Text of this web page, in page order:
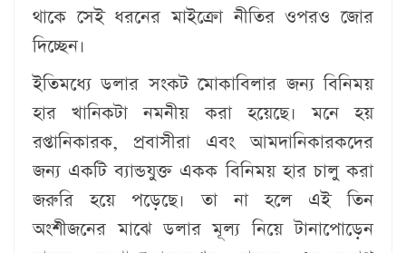
থাকে সেই ধরনের মাইক্রো নীতির ওপরও জোর
দিচ্ছেন।
ইতিমধ্যে ডলার সংকট মোকাবিলার জন্য বিনিময়
হার খানিকটা নমনীয় করা হয়েছে। মনে হয়
রপ্তানিকারক, প্রবাসীরা এবং আমদানিকারকদের
জন্য একটি ব্যান্ডযুক্ত একক বিনিময় হার চালু করা
জরুরি হয়ে পড়েছে। তা না হলে এই তিন
অংশীজনের মাঝে ডলার মূল্য নিয়ে টানাপোড়েন